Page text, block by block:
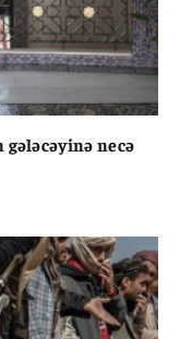
gələcəyinə necə